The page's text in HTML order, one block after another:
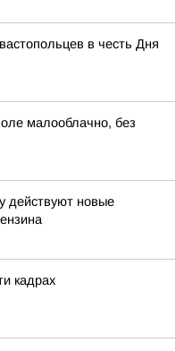
в честь Дня
малооблачно, без
действуют новые
кадрах